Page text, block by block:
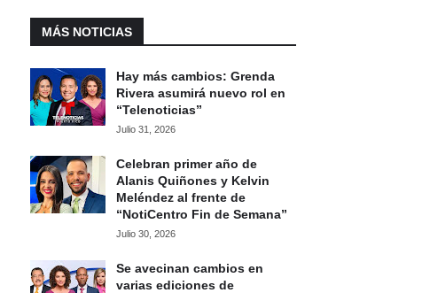
MÁS NOTICIAS
Hay más cambios: Grenda
Rivera asumirá nuevo rol en
“Telenoticias”
Julio 31, 2026
Celebran primer año de
Alanis Quiñones y Kelvin
Meléndez al frente de
“NotiCentro Fin de Semana”
Julio 30, 2026
Se avecinan cambios en
varias ediciones de